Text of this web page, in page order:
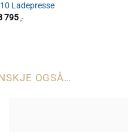
Ladepresse
795 ,-
OGSÅ…